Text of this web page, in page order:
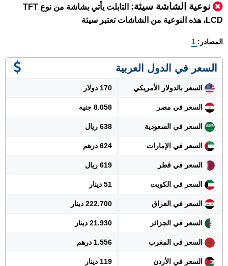
نوعية الشاشة سيئة:
التابلت يأتي بشاشة من نوع TFT
LCD، هذه النوعية من الشاشات تعتبر سيئة
المصادر: 1
السعر في الدول العربية
السعر بالدولار الأمريكي 170 دولار
السعر في مصر 8.058 جنيه
السعر في السعودية 638 ريال
السعر في الإمارات 624 درهم
السعر في قطر 619 ريال
السعر في الكويت 51 دينار
السعر في العراق 222.700 دينار
السعر في الجزائر 21.930 دينار
السعر في المغرب 1.556 درهم
السعر في الأردن 119 دينار